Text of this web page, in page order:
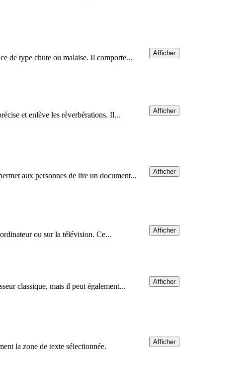
de type chute ou malaise. Il comporte...
Afficher
et enlève les réverbérations. Il...
Afficher
aux personnes de lire un document...
Afficher
ou sur la télévision. Ce...
Afficher
classique, mais il peut également...
Afficher
la zone de texte sélectionnée.
Afficher